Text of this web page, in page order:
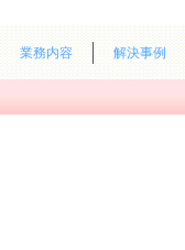
業務内容 解決事例